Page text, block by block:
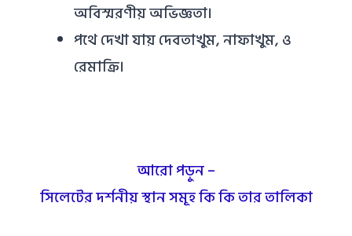
অবিস্মরণীয় অভিজ্ঞতা।
পথে দেখা যায় দেবতাখুম, নাফাখুম, ও
রেমাক্রি।
আরো পড়ুন –
সিলেটের দর্শনীয় স্থান সমূহ কি কি তার তালিকা